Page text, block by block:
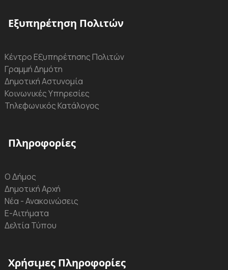
Εξυπηρέτηση Πολιτών
Κέντρο Εξυπηρέτησης Πολιτών
Γραμμή Δημότη
Δημοτική Αστυνομία
Κοινωνικές Υπηρεσίες
Τηλεφωνικός Κατάλογος
Πληροφορίες
Ο Δήμος
Δημοτική Αρχή
Νέα - Ανακοινώσεις
Ε-Αιτήματα
Δελτία Τύπου
Χρήσιμες Πληροφορίες